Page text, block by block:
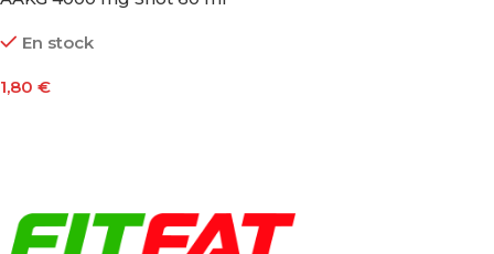
En stock
1,80 €